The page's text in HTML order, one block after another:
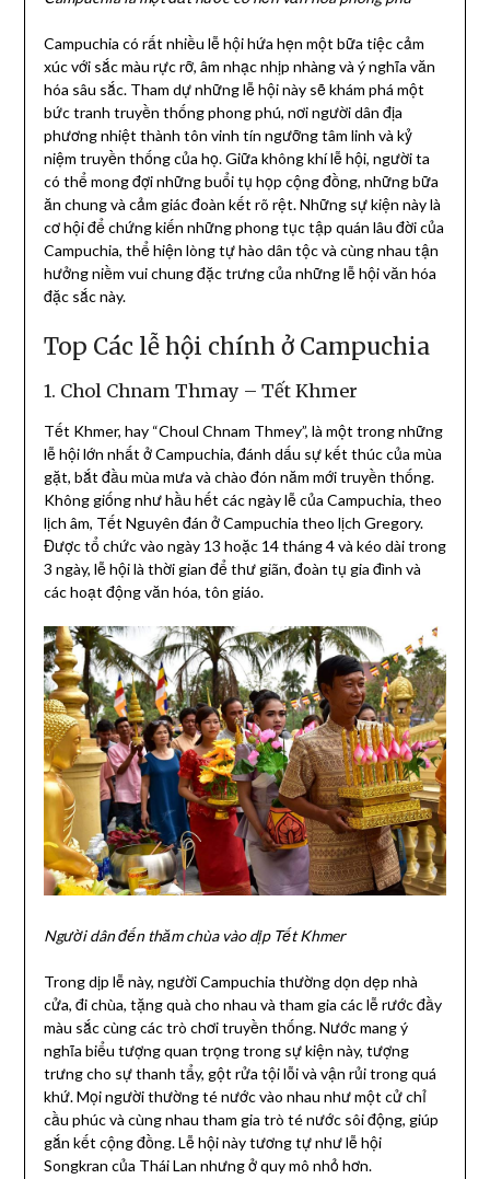
Campuchia có rất nhiều lễ hội hứa hẹn một bữa tiệc cảm
xúc với sắc màu rực rỡ, âm nhạc nhịp nhàng và ý nghĩa văn
hóa sâu sắc. Tham dự những lễ hội này sẽ khám phá một
bức tranh truyền thống phong phú, nơi người dân địa
phương nhiệt thành tôn vinh tín ngưỡng tâm linh và kỷ
niệm truyền thống của họ. Giữa không khí lễ hội, người ta
có thể mong đợi những buổi tụ họp cộng đồng, những bữa
ăn chung và cảm giác đoàn kết rõ rệt. Những sự kiện này là
cơ hội để chứng kiến ​​những phong tục tập quán lâu đời của
Campuchia, thể hiện lòng tự hào dân tộc và cùng nhau tận
hưởng niềm vui chung đặc trưng của những lễ hội văn hóa
đặc sắc này.
Top Các lễ hội chính ở Campuchia
1. Chol Chnam Thmay – Tết Khmer
Tết Khmer, hay “Choul Chnam Thmey”, là một trong những
lễ hội lớn nhất ở Campuchia, đánh dấu sự kết thúc của mùa
gặt, bắt đầu mùa mưa và chào đón năm mới truyền thống.
Không giống như hầu hết các ngày lễ của Campuchia, theo
lịch âm, Tết Nguyên đán ở Campuchia theo lịch Gregory.
Được tổ chức vào ngày 13 hoặc 14 tháng 4 và kéo dài trong
3 ngày, lễ hội là thời gian để thư giãn, đoàn tụ gia đình và
các hoạt động văn hóa, tôn giáo.
Người dân đến thăm chùa vào dịp Tết Khmer
Trong dịp lễ này, người Campuchia thường dọn dẹp nhà
cửa, đi chùa, tặng quà cho nhau và tham gia các lễ rước đầy
màu sắc cùng các trò chơi truyền thống. Nước mang ý
nghĩa biểu tượng quan trọng trong sự kiện này, tượng
trưng cho sự thanh tẩy, gột rửa tội lỗi và vận rủi trong quá
khứ. Mọi người thường té nước vào nhau như một cử chỉ
cầu phúc và cùng nhau tham gia trò té nước sôi động, giúp
gắn kết cộng đồng. Lễ hội này tương tự như lễ hội
Songkran của Thái Lan nhưng ở quy mô nhỏ hơn.